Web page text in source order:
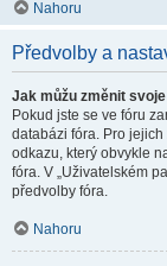
Nahoru
Předvolby a
Jak můžu změnit
Pokud jste se ve fóru
databázi fóra. Pro
odkazu, který obvykle
fóra. V „Uživatelském
předvolby fóra.
Nahoru